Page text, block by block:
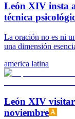
León XIV insta
técnica
La oración no es ni
una dimensión
america latina
León XIV
noviembre